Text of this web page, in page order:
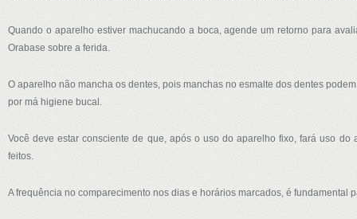
Quando o aparelho estiver machucando a boca, agende um retorno para
Orabase sobre a ferida.
O aparelho não mancha os dentes, pois manchas no esmalte dos dentes
por má higiene bucal.
Você deve estar consciente de que, após o uso do aparelho fixo, fará uso
feitos.
A frequência no comparecimento nos dias e horários marcados, é